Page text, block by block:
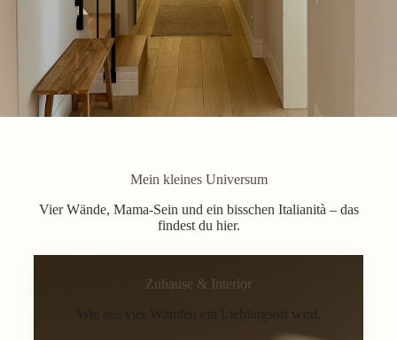
Mein kleines Universum
Vier Wände, Mama-Sein und ein bisschen Italianità – das
findest du hier.
Zuhause & Interior
Wie aus vier Wänden ein Lieblingsort wird.